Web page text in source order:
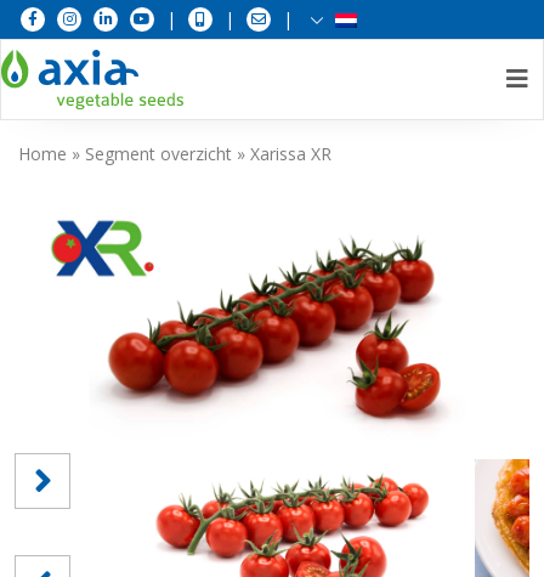
| | |
Home » Segment overzicht » Xarissa XR